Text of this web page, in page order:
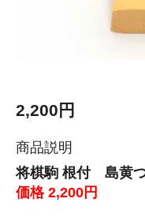
2,200円
商品説明
将棋駒 根付 島黄
価格 2,200円